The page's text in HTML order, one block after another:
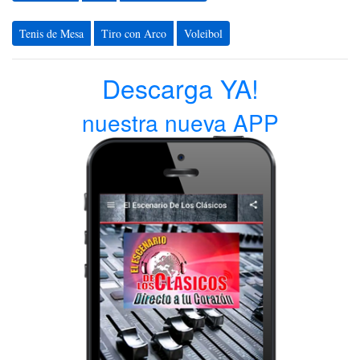
Tenis de Mesa Tiro con Arco Voleibol
Descarga YA!
nuestra nueva APP